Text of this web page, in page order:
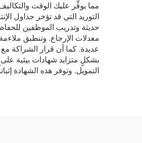
مما يوفِّر عليك الوقت
حديثة وتدريب الموظفين
معدلات الإرجاع. وتنطبق
بشكلٍ متزايد شهادات بيئية
التمويل. وتوفر هذه الشهادة